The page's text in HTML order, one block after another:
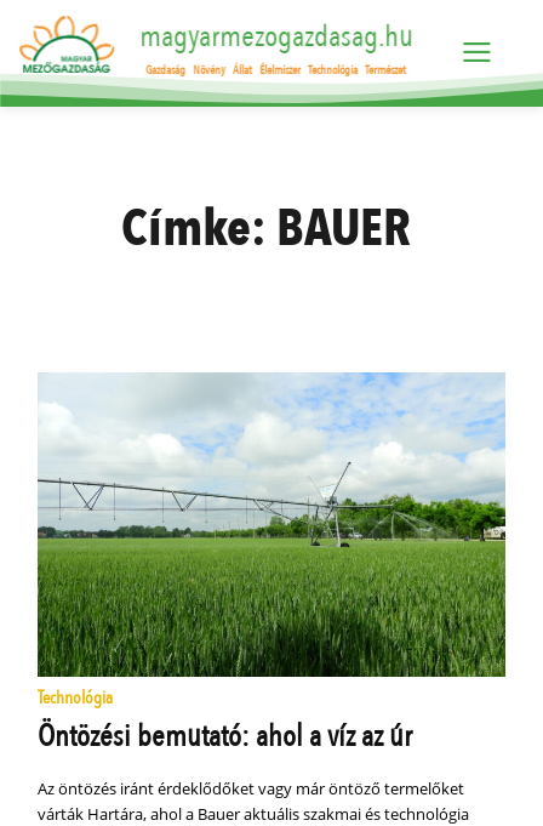
magyarmezogazdasag.hu
Gazdaság Növény Állat Élelmiszer Technológia Természet
Címke: BAUER
Technológia
Öntözési bemutató: ahol a víz az úr
Az öntözés iránt érdeklődőket vagy már öntöző termelőket
várták Hartára, ahol a Bauer aktuális szakmai és technológia